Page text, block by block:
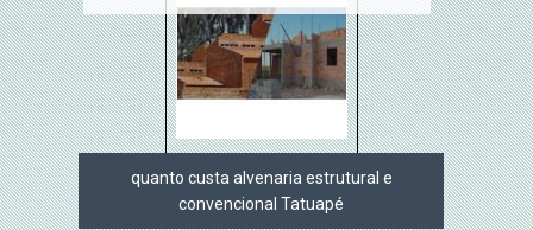
quanto custa alvenaria estrutural e
convencional Tatuapé